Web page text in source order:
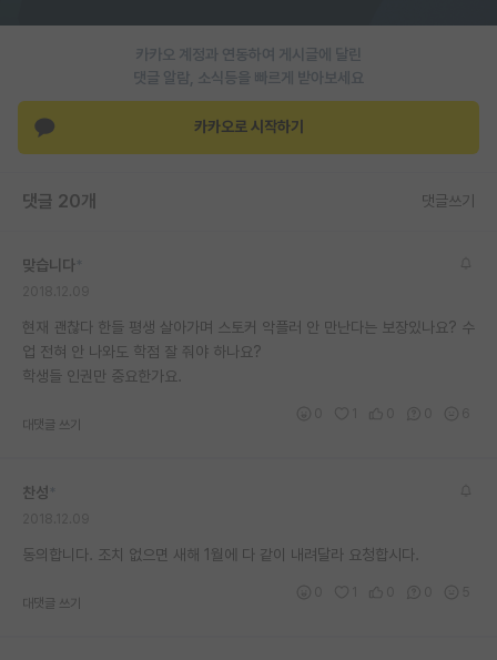
재팬라운지 🌸
카카오 계정과 연동하여 게시글에 달린
댓글 알람, 소식등을 빠르게 받아보세요
카카오로 시작하기
댓글 20개 댓글쓰기
맞습니다
현재 괜찮다 한들 평생 살아가며 스토커 악플러 안 만난다는 보장있나요? 수
업 전혀 안 나와도 학점 잘 줘야 하나요?
학생들 인권만 중요한가요.
대댓글 쓰기
찬성
동의합니다. 조치 없으면 새해 1월에 다 같이 내려달라 요청합시다.
대댓글 쓰기